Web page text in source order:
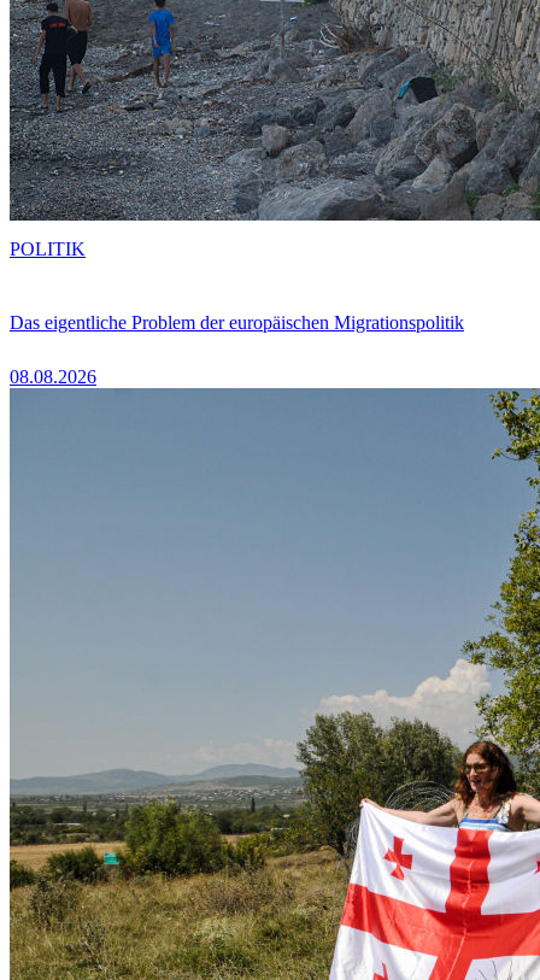
Das eigentliche Problem der europäischen Migrationspolitik
08.08.2026
POLITIK